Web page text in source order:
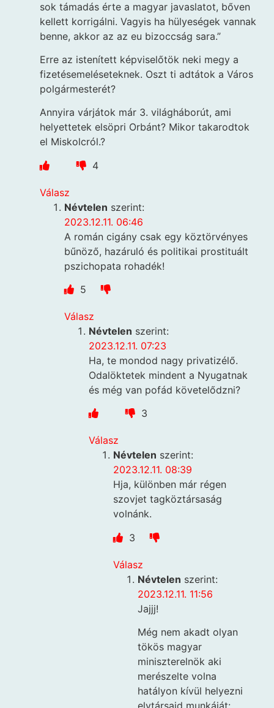
sok támadás érte a magyar javaslatot, bőven
kellett korrigálni. Vagyis ha hülyeségek vannak
benne, akkor az az eu bizoccság sara.”
Erre az istenített képviselőtök neki megy a
fizetésemeléseteknek. Oszt ti adtátok a Város
polgármesterét?
Annyira várjátok már 3. világháborút, ami
helyettetek elsöpri Orbánt? Mikor takarodtok
el Miskolcról.?
4
Válasz
Névtelen szerint:
2023.12.11. 06:46
A román cigány csak egy köztörvényes
bűnöző, hazáruló és politikai prostituált
pszichopata rohadék!
5
Válasz
Névtelen szerint:
2023.12.11. 07:23
Ha, te mondod nagy privatizélő.
Odalöktetek mindent a Nyugatnak
és még van pofád követelődzni?
3
Válasz
Névtelen szerint:
2023.12.11. 08:39
Hja, különben már régen
szovjet tagköztársaság
volnánk.
3
Válasz
Névtelen szerint:
2023.12.11. 11:56
Jajjj!
Még nem akadt olyan
tökös magyar
miniszterelnök aki
merészelte volna
hatályon kívül helyezni